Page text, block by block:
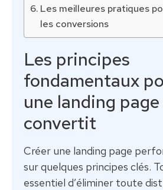
Les meilleures pratiques
les conversions
Les principes
fondamentaux
une landing
convertit
Créer une landing page
sur quelques principes clés.
essentiel d’éliminer toute